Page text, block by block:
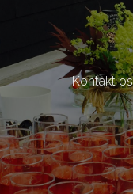
Kontakt